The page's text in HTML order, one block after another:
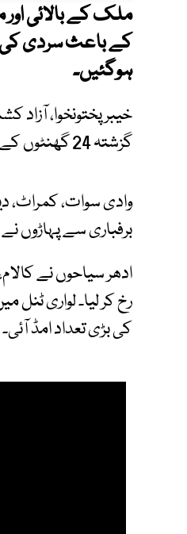
ملک کے بالائی اور
کے باعث سردی کی
ہوگئیں۔
خیبر پختونخوا،
گزشتہ 24 گھنٹوں کے دوران کالام میں 2.5 انچ برفباری ہوئی۔
وادی سوات، کمراٹ،
برفباری سے پہاڑوں
ادھر سیاحوں نے
رخ کر لیا۔ لواری
کی بڑی تعداد امڈ آئی۔